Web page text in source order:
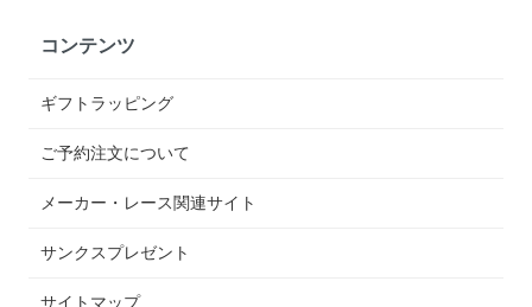
コンテンツ
ギフトラッピング
ご予約注文について
メーカー・レース関連サイト
サンクスプレゼント
サイトマップ